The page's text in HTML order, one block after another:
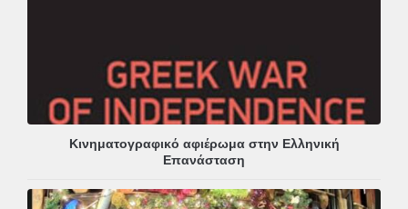
Κινηματογραφικό αφιέρωμα στην Ελληνική
Επανάσταση